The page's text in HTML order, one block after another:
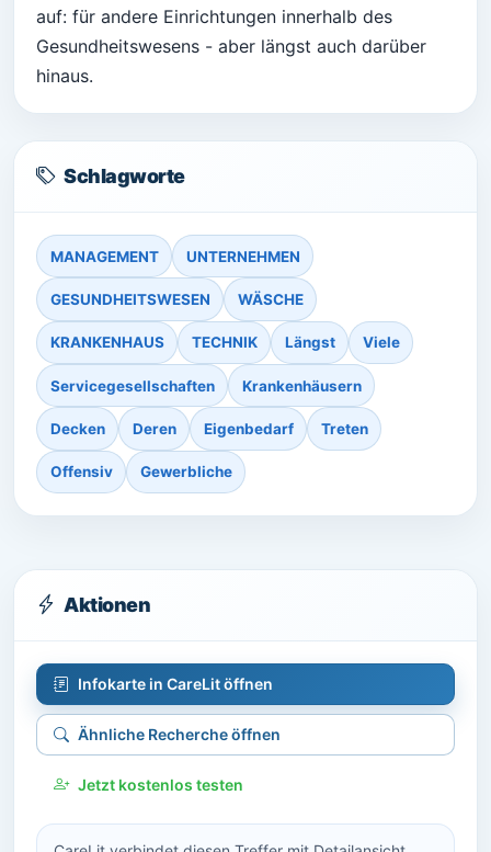
auf: für andere Einrichtungen innerhalb des
Gesundheitswesens - aber längst auch darüber
hinaus.
Schlagworte
MANAGEMENT UNTERNEHMEN
GESUNDHEITSWESEN WÄSCHE
KRANKENHAUS TECHNIK Längst Viele
Servicegesellschaften Krankenhäusern
Decken Deren Eigenbedarf Treten
Offensiv Gewerbliche
Aktionen
Infokarte in CareLit öffnen
Ähnliche Recherche öffnen
Jetzt kostenlos testen